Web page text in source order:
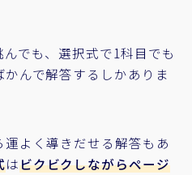
でも、選択式で1科目でも
んで解答するしかありま
よく導きだせる解答もあ
はビクビクしながらページ